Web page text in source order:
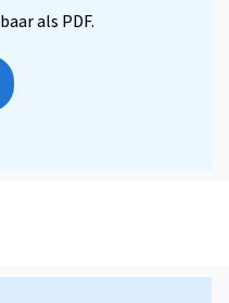
als PDF.